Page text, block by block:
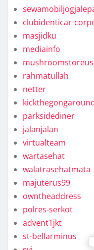
clubidenticar-
masjidku
mediainfo
rahmatullah
netter
parksidediner
jalanjalan
virtualteam
wartasehat
walatrasehatmata
majuterus99
owntheaddress
polres-serkot
advent1jkt
st-bellarminus